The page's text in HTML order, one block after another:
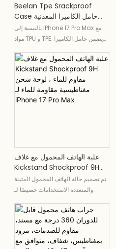
Beelan Tpe Srackproof
Case حامل الكاميرا المعدنية
TPU غطاء IPhone 17 Pro Max بالنسبة إلى iPhone 17 Pro Max مع
مواد TPU و TPE. يضمن حامل الكاميرا
حماية البناء القوية ضد القطرات والآثار
العرضية
علبة الهاتف المحمول مع غلاف
Kickstand Shockproof 9H
مقاوم للماء ، لوحة شحن
مغناطيسية مقاومة للماء لـ
تم تصميم حالة الهاتف المحمول المتينة
والمتعددة الاستخدامات خصيصًا لـ
بغطاء Kickstand ، وغطاء مقاوم
للصدمات ، ولوحة زجاجية مقاومة للماء ،
وقدرات الشحن المغناطيسي. تقديم
الحماية والراحة النهائية ، هذه الحالة هي